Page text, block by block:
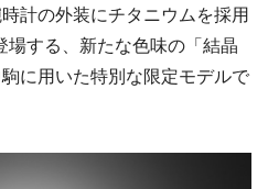
計の外装にチタニウムを採用
場する、新たな⾊味の「結晶
に用いた特別な限定モデルで